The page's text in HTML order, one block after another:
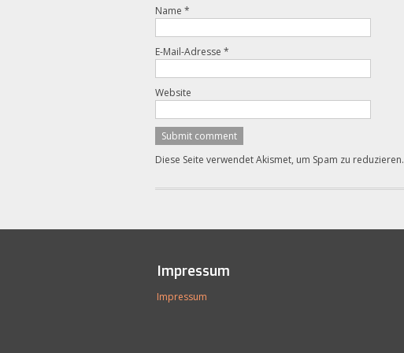
Name *
E-Mail-Adresse *
Website
Diese Seite verwendet Akismet, um Spam zu reduzieren.
Impressum
Impressum